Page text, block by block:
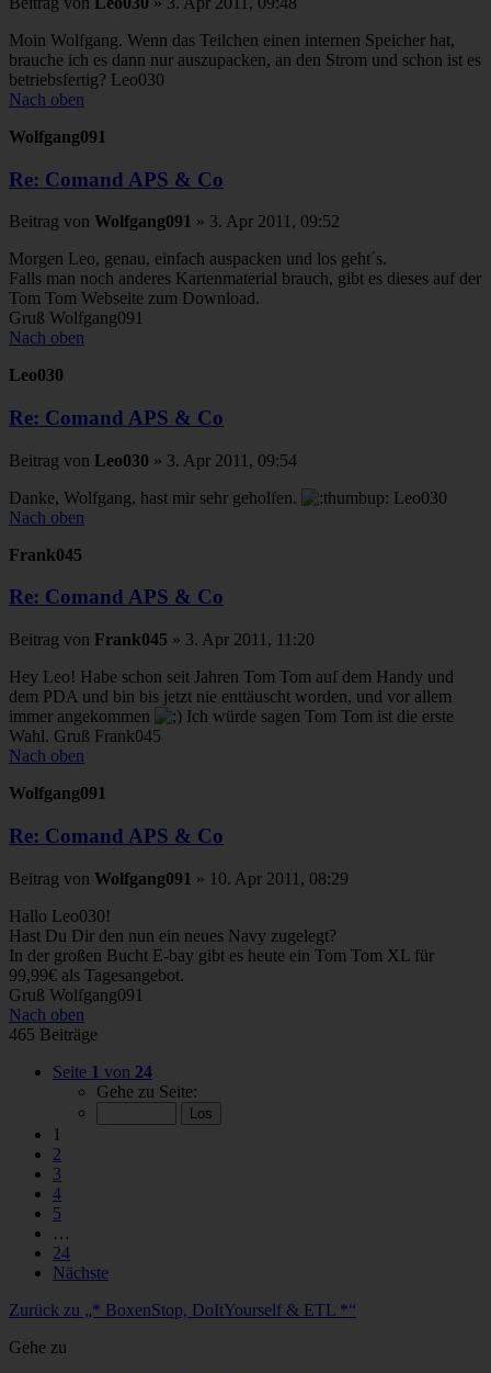
Moin Wolfgang. Wenn das Teilchen einen internen Speicher hat,
brauche ich es dann nur auszupacken, an den Strom und schon ist es
betriebsfertig? Leo030
Nach oben
Wolfgang091
Re: Comand APS & Co
Beitrag von Wolfgang091 » 3. Apr 2011, 09:52
Morgen Leo, genau, einfach auspacken und los geht´s.
Falls man noch anderes Kartenmaterial brauch, gibt es dieses auf der
Tom Tom Webseite zum Download.
Gruß Wolfgang091
Nach oben
Leo030
Re: Comand APS & Co
Beitrag von Leo030 » 3. Apr 2011, 09:54
Danke, Wolfgang, hast mir sehr geholfen.
Leo030
Nach oben
Frank045
Re: Comand APS & Co
Beitrag von Frank045 » 3. Apr 2011, 11:20
Hey Leo! Habe schon seit Jahren Tom Tom auf dem Handy und
dem PDA und bin bis jetzt nie enttäuscht worden, und vor allem
immer angekommen
Ich würde sagen Tom Tom ist die erste
Wahl. Gruß Frank045
Nach oben
Wolfgang091
Re: Comand APS & Co
Beitrag von Wolfgang091 » 10. Apr 2011, 08:29
Hallo Leo030!
Hast Du Dir den nun ein neues Navy zugelegt?
In der großen Bucht E-bay gibt es heute ein Tom Tom XL für
99,99€ als Tagesangebot.
Gruß Wolfgang091
Nach oben
465 Beiträge
Seite 1 von 24
Gehe zu Seite:
1
2
3
4
5
…
24
Nächste
Zurück zu „* BoxenStop, DoItYourself & ETL *“
Gehe zu